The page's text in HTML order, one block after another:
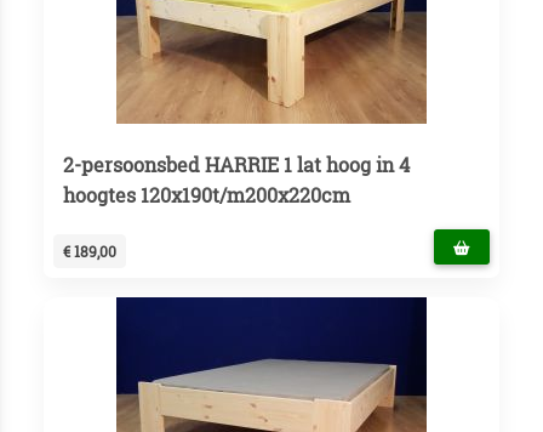
2-persoonsbed HARRIE 1 lat hoog in 4
hoogtes 120x190t/m200x220cm
€ 189,00